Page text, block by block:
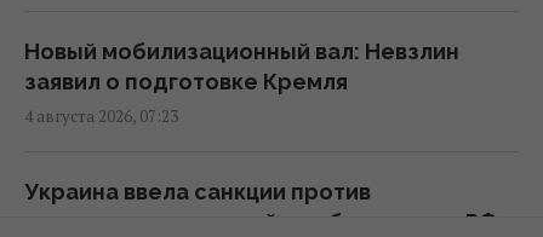
середины августа
11:53 четверг, 06 августа 2026
стоит доллар сегодня
Новый мобилизационный вал: Невзлин
заявил о подготовке Кремля
4 августа 2026, 07:23
Украина ввела санкции против
поставщиков деталей для баллистики РФ -